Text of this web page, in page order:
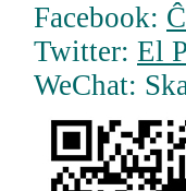
Facebook:
Twitter: El
WeChat: